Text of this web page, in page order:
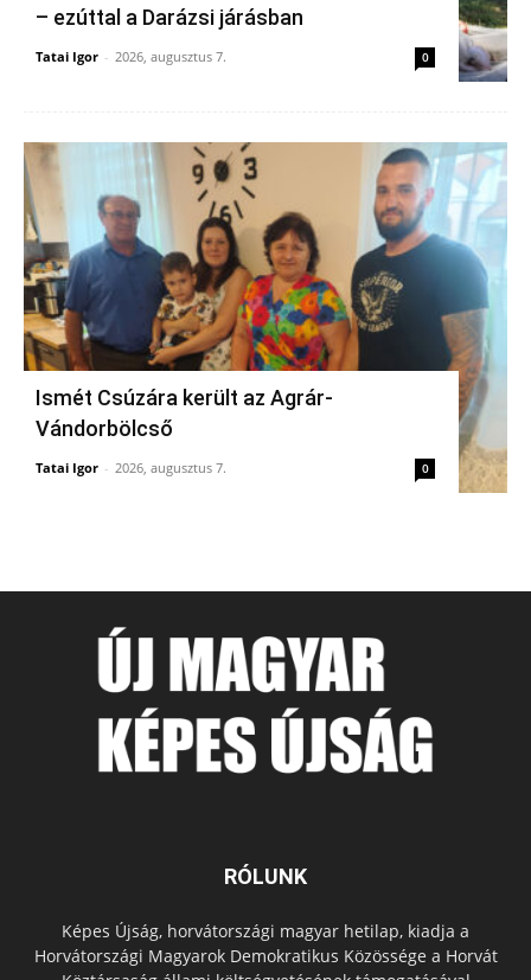
– ezúttal a Darázsi járásban
Tatai Igor - 2026, augusztus 7. 0
Ismét Csúzára került az Agrár-
Vándorbölcső
Tatai Igor - 2026, augusztus 7. 0
RÓLUNK
Képes Újság, horvátországi magyar hetilap, kiadja a
Horvátországi Magyarok Demokratikus Közössége a Horvát